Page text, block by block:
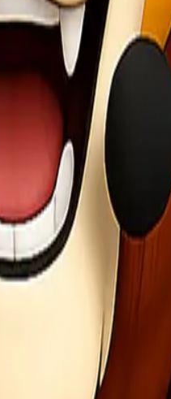
ini akan
konten yang menarik dan
produksi dan berikan
eksklusif, manfaat harga,
PO dan memberikan